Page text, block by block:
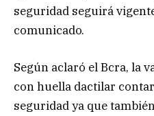
seguridad seguirá
comunicado.
Según aclaró el Bcra, la
con huella dactilar
seguridad ya que